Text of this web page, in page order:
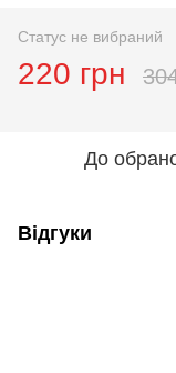
Статус не вибраний
220 грн
До
Відгуки